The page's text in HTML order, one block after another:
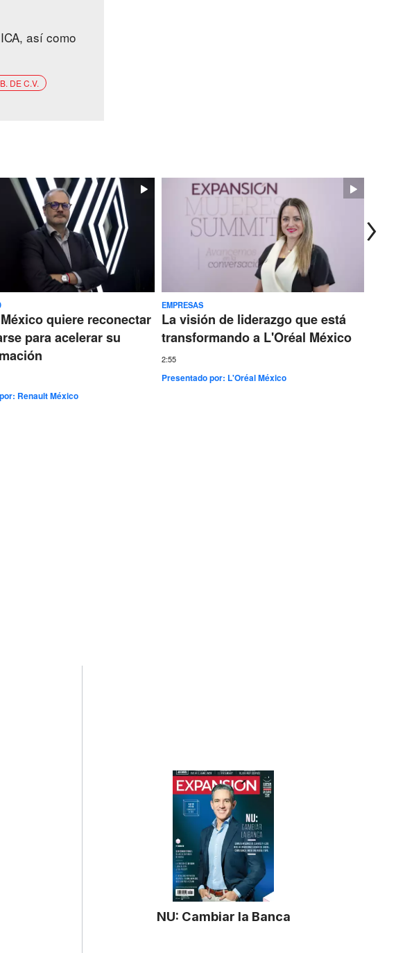
así como
DE C.V.
quiere reconectar
para acelerar su
Renault México
EMPRESAS
La visión de liderazgo que está
transformando a L'Oréal México
2:55
Presentado por: L'Oréal México
NU: Cambiar la Banca